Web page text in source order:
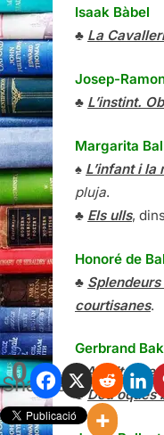
0
Shares
Isaak Bàbel
♣ La
Josep-
♣ L’instint.
Margarita
♠ L’infant i la
pluja.
♣ Els ulls,
Honoré de
♣
courtisanes.
Gerbrand
♠A dalt tot
♣Deu oques